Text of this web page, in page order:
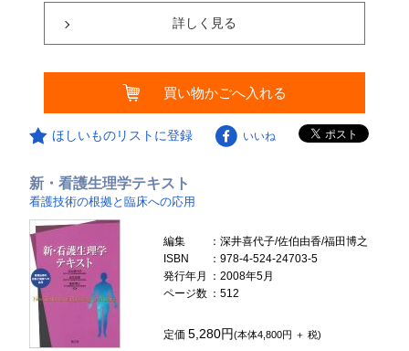
詳しく見る
買い物かごへ入れる
ほしいものリストに登録 いいね
新・看護生理学テキスト
看護技術の根拠と臨床への応用
編集
：深井喜代子/佐伯由香/福田博之
ISBN
：978-4-524-24703-5
発行年月
：2008年5月
ページ数 ：512
定価5,280円(本体4,800円 ＋ 税)